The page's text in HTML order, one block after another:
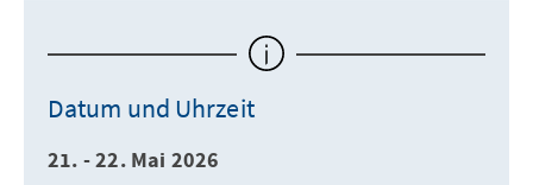
Datum und Uhrzeit
21. - 22. Mai 2026